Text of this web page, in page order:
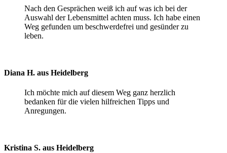
Nach den Gesprächen weiß ich auf was ich bei der
Auswahl der Lebensmittel achten muss. Ich habe einen
Weg gefunden um beschwerdefrei und gesünder zu
leben.
Diana H. aus Heidelberg
Ich möchte mich auf diesem Weg ganz herzlich
bedanken für die vielen hilfreichen Tipps und
Anregungen.
Kristina S. aus Heidelberg